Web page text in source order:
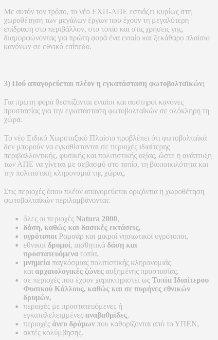
Με αυτόν τον τρόπο, το νέο ΕΧΠ-ΑΠΕ εστιάζει κυρίως στη
χωροθέτηση των μεγάλων έργων που έχουν τη μεγαλύτερη
επίδραση στο περιβάλλον, στο τοπίο και στις χρήσεις γης,
διαμορφώνοντας για πρώτη φορά ένα ενιαίο και ξεκάθαρο πλαίσιο
κανόνων σε εθνικό επίπεδο.
3) Πού απαγορεύεται πλέον η εγκατάσταση φωτοβολταϊκών;
Για πρώτη φορά θεσπίζονται ενιαίοι και αυστηροί κανόνες
προστασίας για την εγκατάσταση φωτοβολταϊκών σε ολόκληρη τη
χώρα.
Το νέο Ειδικό Χωροταξικό Πλαίσιο προβλέπει ότι φωτοβολταϊκά
δεν μπορούν να εγκαθίστανται σε περιοχές ιδιαίτερης
περιβαλλοντικής, φυσικής και πολιτιστικής αξίας, ώστε η ανάπτυξη
των ΑΠΕ να γίνεται με σεβασμό στο τοπίο, τη βιοποικιλότητα και
την πολιτιστική κληρονομιά της χώρας.
Στις περιοχές όπου πλέον απαγορεύεται οριζόντια η χωροθέτηση
φωτοβολταϊκών περιλαμβάνονται:
όλες οι περιοχές Natura 2000,
δάση, καθώς και δασικές εκτάσεις,
υγρότοποι Ραμσάρ και μικροί νησιωτικοί υγρότοποι,
εθνικοί δρυμοί, αισθητικά δάση και
προστατευόμενα τοπία,
μνημεία παγκόσμιας πολιτιστικής κληρονομιάς
και αρχαιολογικές ζώνες αυξημένης προστασίας,
σε περιοχές που έχουν χαρακτηριστεί ως Τοπία Ιδιαίτερου
Φυσικού Κάλλους, καθώς και σε πυρήνες εθνικών
δρυμών,
περιοχές με προστατευόμενες ή
εγκαταλελειμμένες αναβαθμίδες,
περιοχές άνευ δρόμων που καθορίζονται από το ΥΠΕΝ,
ακτές κολύμβησης.